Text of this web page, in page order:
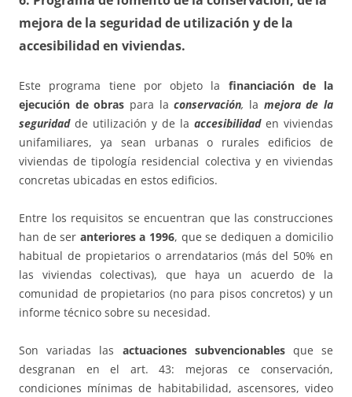
mejora de la seguridad de utilización y de la
accesibilidad en viviendas.
Este programa tiene por objeto la financiación de la
ejecución de obras para laconservación, la mejora de la
seguridadde utilización y de la accesibilidaden viviendas
unifamiliares, ya sean urbanas o rurales edificios de
viviendas de tipología residencial colectiva y en viviendas
concretas ubicadas en estos edificios.
Entre los requisitos se encuentran que las construcciones
han de ser anteriores a 1996, que se dediquen a domicilio
habitual de propietarios o arrendatarios (más del 50% en
las viviendas colectivas), que haya un acuerdo de la
comunidad de propietarios (no para pisos concretos) y un
informe técnico sobre su necesidad.
Son variadas las actuaciones subvencionablesque se
desgranan en el art. 43: mejoras ce conservación,
condiciones mínimas de habitabilidad, ascensores, video